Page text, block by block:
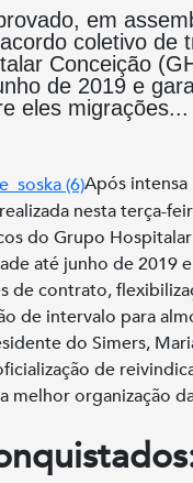
em
coletivo de
Conceição
de 2019 e
eles migrações...
Após intensa
nesta terça-
do Grupo Hospitalar
até junho de 2019
de contrato,
de intervalo para
do Simers,
de
melhor organização